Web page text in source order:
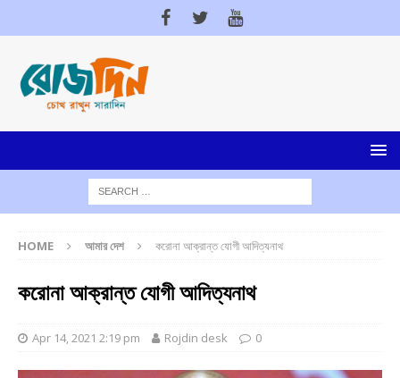
HOME আমার দেশ করোনা আক্রান্ত যোগী আদিত্যনাথ
করোনা আক্রান্ত যোগী আদিত্যনাথ
Apr 14, 2021 2:19 pm Rojdin desk 0